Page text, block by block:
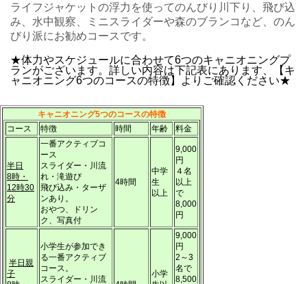
ライフジャケットの浮力を使ってのんびり川下り、飛び込
み、水中観察、ミニスライダーや森のブランコなど、のん
びり派にお勧めコースです。
★体力やスケジュールに合わせて6つのキャニオニングプ
ランがございます。詳しい内容は下記表にあります、【キ
ャニオニング6つのコースの特徴】よりご確認ください★
キャニオニング5つのコースの特徴
コース
特徴 時間 年齢 料金
半日
8時・
12時30
分
一番アクティブコ
ース
スライダー・川流
れ・滝遊び
飛び込み・ターザ
ンあり。
おやつ、ドリン
ク、写真付
4時間
中学
生
以上
9,000
円
４名
以上
で
8,000
円
半日親
子
小学生が参加でき
る一番アクティブ
コース。
スライダー・川流
小学
9,000
円
2～3
名で
8,500